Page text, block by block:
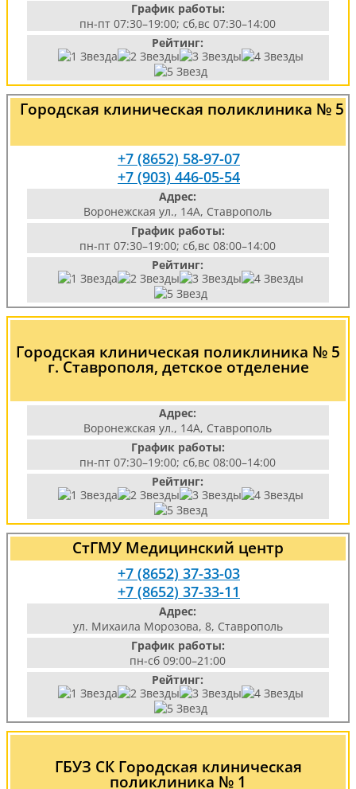
График работы:
пн-пт 07:30–19:00; сб,вс 07:30–14:00
Рейтинг:
Городская клиническая поликлиника № 5
+7 (8652) 58-97-07
+7 (903) 446-05-54
Адрес:
Воронежская ул., 14А, Ставрополь
График работы:
пн-пт 07:30–19:00; сб,вс 08:00–14:00
Рейтинг:
Городская клиническая поликлиника № 5
г. Ставрополя, детское отделение
Адрес:
Воронежская ул., 14А, Ставрополь
График работы:
пн-пт 07:30–19:00; сб,вс 08:00–14:00
Рейтинг:
СтГМУ Медицинский центр
+7 (8652) 37-33-03
+7 (8652) 37-33-11
Адрес:
ул. Михаила Морозова, 8, Ставрополь
График работы:
пн-сб 09:00–21:00
Рейтинг:
ГБУЗ СК Городская клиническая
поликлиника № 1